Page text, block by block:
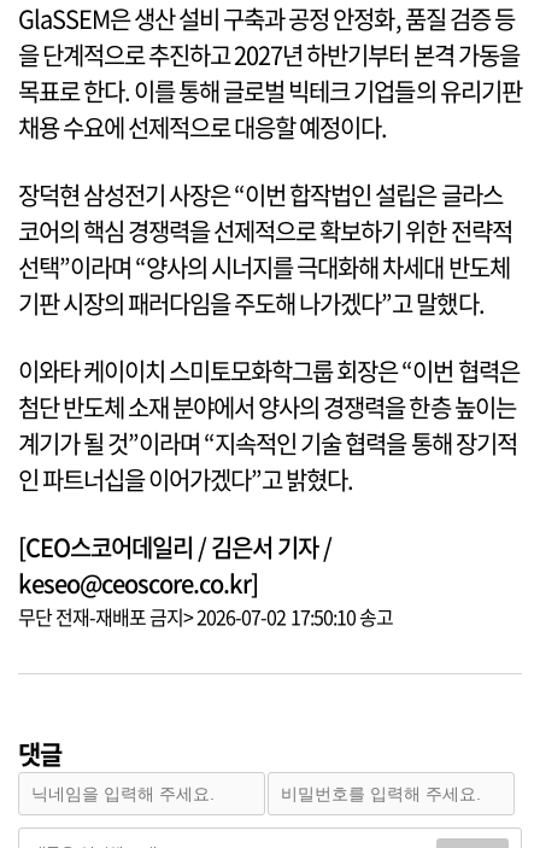
GlaSSEM은 생산 설비 구축과 공정 안정화, 품질 검증 등
을 단계적으로 추진하고 2027년 하반기부터 본격 가동을
목표로 한다. 이를 통해 글로벌 빅테크 기업들의 유리기판
채용 수요에 선제적으로 대응할 예정이다.
장덕현 삼성전기 사장은 “이번 합작법인 설립은 글라스
코어의 핵심 경쟁력을 선제적으로 확보하기 위한 전략적
선택”이라며 “양사의 시너지를 극대화해 차세대 반도체
기판 시장의 패러다임을 주도해 나가겠다”고 말했다.
이와타 케이이치 스미토모화학그룹 회장은 “이번 협력은
첨단 반도체 소재 분야에서 양사의 경쟁력을 한층 높이는
계기가 될 것”이라며 “지속적인 기술 협력을 통해 장기적
인 파트너십을 이어가겠다”고 밝혔다.
[CEO스코어데일리 / 김은서 기자 /
keseo@ceoscore.co.kr]
무단 전재-재배포 금지> 2026-07-02 17:50:10 송고
댓글